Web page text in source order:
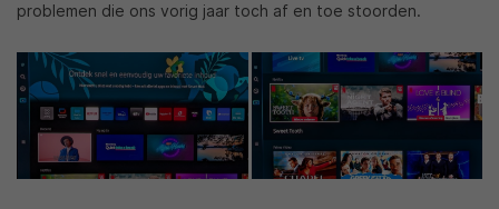
problemen die ons vorig jaar toch af en toe stoorden.